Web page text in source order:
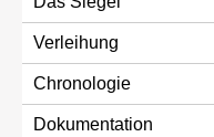
Verleihung
Chronologie
Dokumentation